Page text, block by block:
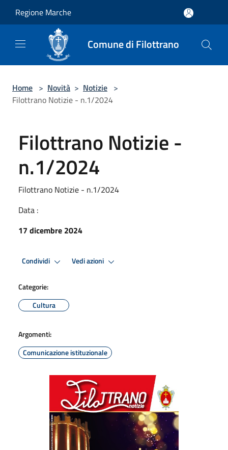
Regione Marche
Comune di Filottrano
Home > Novità > Notizie >
Filottrano Notizie - n.1/2024
Filottrano Notizie -
n.1/2024
Filottrano Notizie - n.1/2024
Data :
17 dicembre 2024
Condividi Vedi azioni
Categorie:
Cultura
Argomenti:
Comunicazione istituzionale